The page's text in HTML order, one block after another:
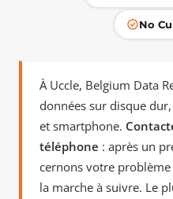
No
À Uccle, Belgium Data
données sur disque dur,
et smartphone.
téléphone : après un
cernons votre
la marche à suivre. Le